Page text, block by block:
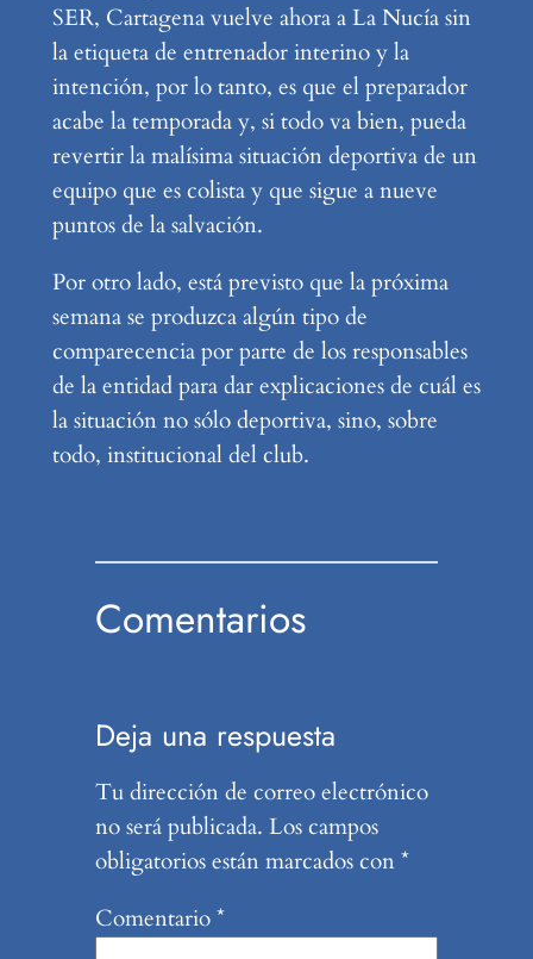
SER, Cartagena vuelve ahora a La Nucía sin
la etiqueta de entrenador interino y la
intención, por lo tanto, es que el preparador
acabe la temporada y, si todo va bien, pueda
revertir la malísima situación deportiva de un
equipo que es colista y que sigue a nueve
puntos de la salvación.
Por otro lado, está previsto que la próxima
semana se produzca algún tipo de
comparecencia por parte de los responsables
de la entidad para dar explicaciones de cuál es
la situación no sólo deportiva, sino, sobre
todo, institucional del club.
Comentarios
Deja una respuesta
Tu dirección de correo electrónico
no será publicada. Los campos
obligatorios están marcados con*
Comentario*